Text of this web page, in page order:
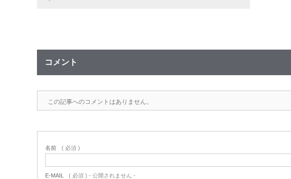
コメント
この記事へのコメントはありません。
名前 ( 必須 )
E-MAIL ( 必須 ) - 公開されません -